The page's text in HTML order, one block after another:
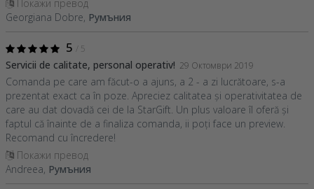
Покажи превод
Georgiana Dobre, Румъния
5 / 5
Servicii de calitate, personal operativ! 29 Октомври 2019
Comanda pe care am făcut-o a ajuns, a 2 - a zi lucrătoare, s-a
prezentat exact ca în poze. Apreciez calitatea și operativitatea de
care au dat dovadă cei de la StarGift. Un plus valoare îl oferă și
faptul că înainte de a finaliza comanda, ii poți face un preview.
Recomand cu încredere!
Покажи превод
Andreea, Румъния